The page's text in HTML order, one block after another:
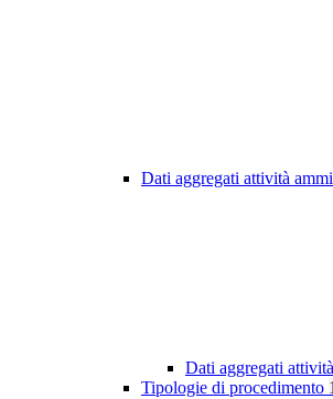
Dati aggregati attività
Dati aggregati
Tipologie di procedimento